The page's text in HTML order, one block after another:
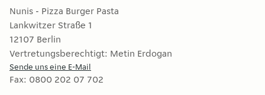
Nunis - Pizza Burger Pasta
Lankwitzer Straße 1
12107 Berlin
Vertretungsberechtigt: Metin Erdogan
Sende uns eine E-Mail
Fax: 0800 202 07 702